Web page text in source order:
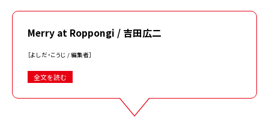
Merry at Roppongi / 吉田広二
［よしだ・こうじ / 編集者］
全文を読む